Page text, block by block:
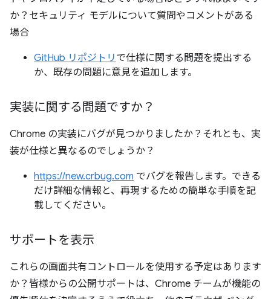
か？セキュリティ モデルについて質問やコメントがある
場合
GitHub リポジトリ で仕様に関する問題を提出する
か、既存の問題に意見を追加します。
実装に関する問題ですか？
Chrome の実装にバグが見つかりましたか？それとも、実
装が仕様と異なるのでしょうか？
https://new.crbug.com でバグを報告します。できる
だけ詳細な情報と、再現するための簡単な手順を記
載してください。
サポートを表示
これらの画面共有コントロールを使用する予定はあります
か？皆様からの公開サポートは、Chrome チームが機能の